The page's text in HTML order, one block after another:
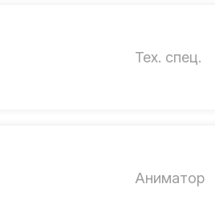
Тех. спец.
Аниматор